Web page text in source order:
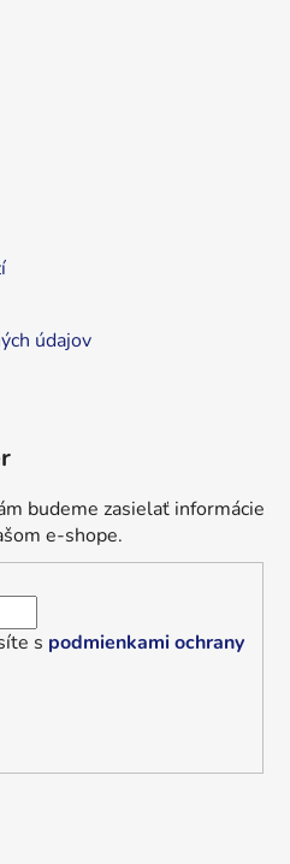
p údajov
budeme zasielať informácie
e-shope.
s podmienkami ochrany